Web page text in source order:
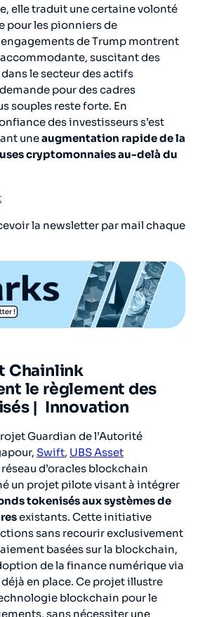
elle traduit une certaine volonté
pour les pionniers de
engagements de Trump montrent
suscitant des
le secteur des actifs
pour des cadres
souples reste forte. En
des investisseurs s’est
uneaugmentation rapide de la
cryptomonnaies au-delà du
la newsletter par mail chaque
Chainlink
le règlement des
| Innovation
Guardian de l’Autorité
Swift, UBS Asset
d’oracles blockchain
un projet pilote visant à intégrer
tokenisés aux systèmes de
existants. Cette initiative
sans recourir exclusivement
basées sur la blockchain,
de la finance numérique via
en place. Ce projet illustre
blockchain pour le
sans nécessiter une